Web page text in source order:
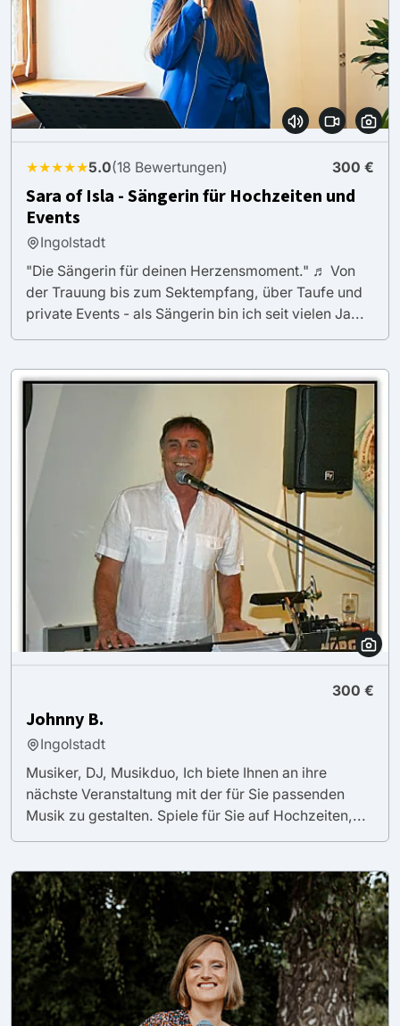
★★★★★5.0(18 Bewertungen) 300 €
Sara of Isla - Sängerin für Hochzeiten und
Events
Ingolstadt
"Die Sängerin für deinen Herzensmoment." ♬ Von
der Trauung bis zum Sektempfang, über Taufe und
private Events - als Sängerin bin ich seit vielen Ja...
300 €
Johnny B.
Ingolstadt
Musiker, DJ, Musikduo, Ich biete Ihnen an ihre
nächste Veranstaltung mit der für Sie passenden
Musik zu gestalten. Spiele für Sie auf Hochzeiten,...